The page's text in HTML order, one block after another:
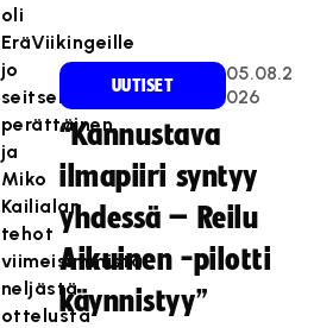
oli
EräViikingeille
jo
seitsemäs
perättäinen,
ja
Miko
Kailialan
tehot
viimeisimmistä
neljästä
ottelusta
UUTISET
05.08.2
026
“Kannustava
ilmapiiri syntyy
yhdessä – Reilu
Aikuinen -pilotti
käynnistyy”